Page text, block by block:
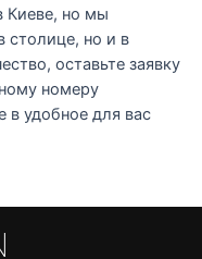
Киеве, но мы
столице, но и в
оставьте заявку
номеру
в удобное для вас